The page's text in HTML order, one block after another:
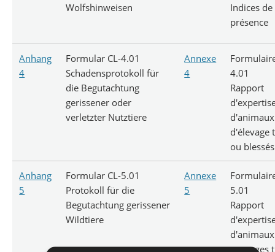
Wolfshinweisen
Indices de
présence
Anhang
4
Formular CL-4.01
Schadensprotokoll für
die Begutachtung
gerissener oder
verletzter Nutztiere
Annexe
4
4.01
Rapport
d'animaux
d'élevage
ou blessés
Anhang
5
Formular CL-5.01
Protokoll für die
Begutachtung gerissener
Wildtiere
Annexe
5
5.01
Rapport
d'animaux
sauvages